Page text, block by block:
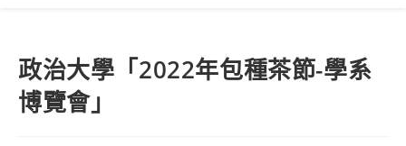
政治大學「2022年包種茶節-學系
博覽會」